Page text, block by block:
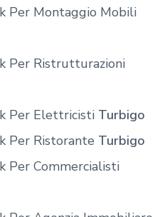
Per Montaggio Mobili
Per Ristrutturazioni
Per Elettricisti Turbigo
Per Ristorante Turbigo
Per Commercialisti